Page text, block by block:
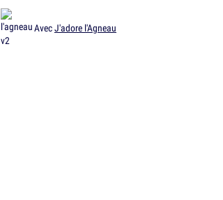
AvecJ'adore l'Agneau